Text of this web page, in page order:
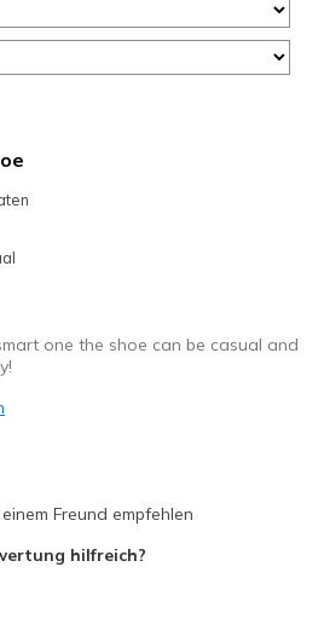
one the shoe can be casual and
Freund empfehlen
hilfreich?